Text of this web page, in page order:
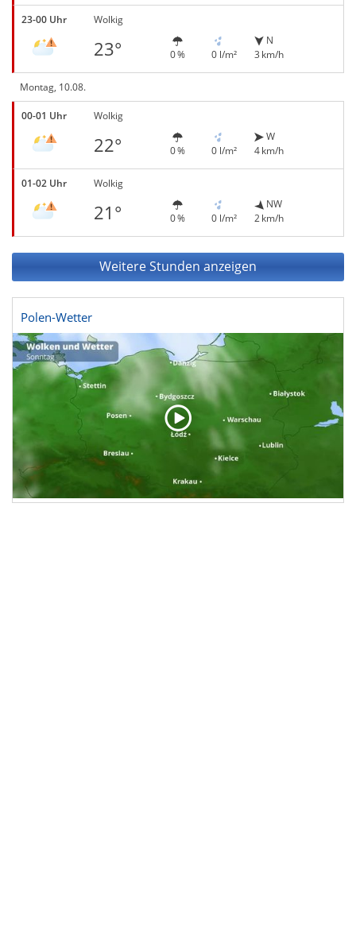
23-00 Uhr Wolkig
23° 0 % 0 l/m²
N
3 km/h
Montag, 10.08.
00-01 Uhr Wolkig
22° 0 % 0 l/m²
W
4 km/h
01-02 Uhr Wolkig
21° 0 % 0 l/m²
NW
2 km/h
Weitere Stunden anzeigen
Polen-Wetter